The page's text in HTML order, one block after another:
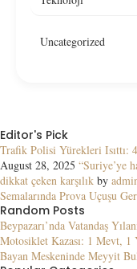
Uncategorized
Editor's Pick
Trafik Polisi Yürekleri Isıttı:
August 28, 2025 “Suriye’ye
dikkat çeken karşılık by
Semalarında Prova Uçuşu
Random Posts
Beypazarı’nda Vatandaş
Motosiklet Kazası: 1 Mevt, 1
Bayan Meskeninde Meyyit